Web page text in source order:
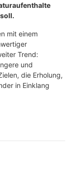
mit einem
Trend:
und
die Erholung,
in Einklang